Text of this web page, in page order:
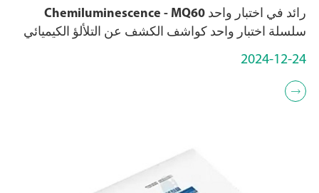
رائد في اختبار واحد Chemiluminescence - MQ60
سلسلة اختبار واحد كواشف الكشف عن التلألؤ الكيميائي
2024-12-24
